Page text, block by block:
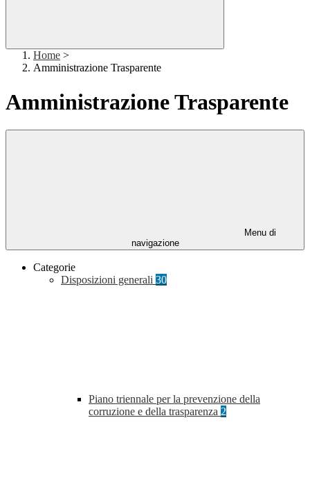
Home >
Amministrazione Trasparente
Amministrazione Trasparente
Menu di
navigazione
Categorie
Disposizioni generali 30
Piano triennale per la prevenzione della
corruzione e della trasparenza 2